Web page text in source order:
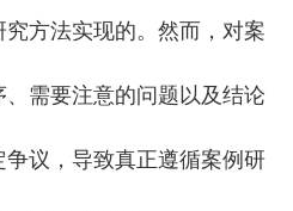
方法实现的。然而，对案
需要注意的问题以及结论
议，导致真正遵循案例研